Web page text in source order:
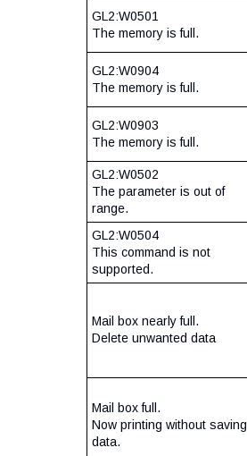
GL2:W0501
The memory is full.
GL2:W0904
The memory is full.
GL2:W0903
The memory is full.
GL2:W0502
The parameter is out of
range.
GL2:W0504
This command is not
supported.
Mail box nearly full.
Delete unwanted data
Mail box full.
Now printing without saving
data.